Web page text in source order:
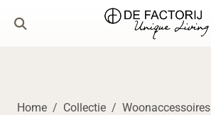
Home Collectie
Woonaccessoires